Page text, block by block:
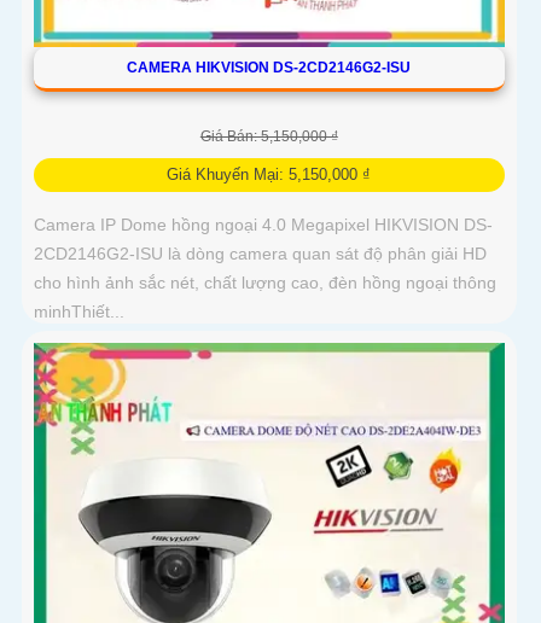
CAMERA HIKVISION DS-2CD2146G2-ISU
Giá Bán: 5,150,000 ₫
Giá Khuyến Mại: 5,150,000 ₫
Camera IP Dome hồng ngoại 4.0 Megapixel HIKVISION DS-
2CD2146G2-ISU là dòng camera quan sát độ phân giải HD
cho hình ảnh sắc nét, chất lượng cao, đèn hồng ngoại thông
minhThiết...